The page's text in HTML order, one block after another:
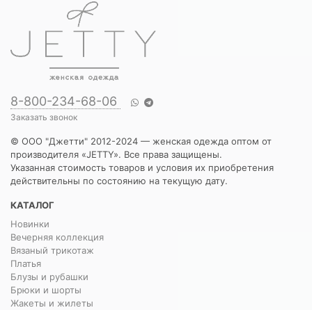
8-800-234-68-06
Заказать звонок
© ООО "Джетти" 2012-2024 — женская одежда оптом от
производителя «JETTY». Все права защищены.
Указанная стоимость товаров и условия их приобретения
действительны по состоянию на текущую дату.
КАТАЛОГ
Новинки
Вечерняя коллекция
Вязаный трикотаж
Платья
Блузы и рубашки
Брюки и шорты
Жакеты и жилеты